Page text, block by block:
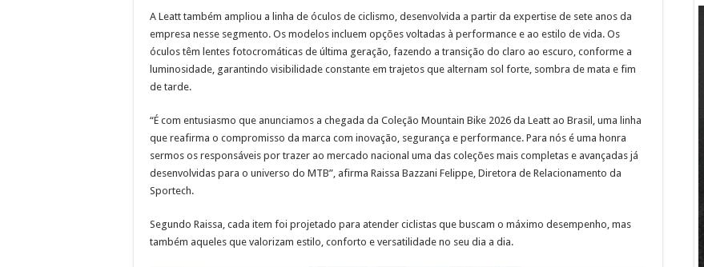
A Leatt também ampliou a linha de óculos de ciclismo, desenvolvida a partir da expertise de sete anos da
empresa nesse segmento. Os modelos incluem opções voltadas à performance e ao estilo de vida. Os
óculos têm lentes fotocromáticas de última geração, fazendo a transição do claro ao escuro, conforme a
luminosidade, garantindo visibilidade constante em trajetos que alternam sol forte, sombra de mata e fim
de tarde.
“É com entusiasmo que anunciamos a chegada da Coleção Mountain Bike 2026 da Leatt ao Brasil, uma linha
que reafirma o compromisso da marca com inovação, segurança e performance. Para nós é uma honra
sermos os responsáveis por trazer ao mercado nacional uma das coleções mais completas e avançadas já
desenvolvidas para o universo do MTB”, afirma Raissa Bazzani Felippe, Diretora de Relacionamento da
Sportech.
Segundo Raissa, cada item foi projetado para atender ciclistas que buscam o máximo desempenho, mas
também aqueles que valorizam estilo, conforto e versatilidade no seu dia a dia.